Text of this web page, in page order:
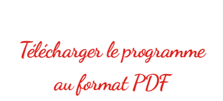
Télécharger le programme
au format PDF